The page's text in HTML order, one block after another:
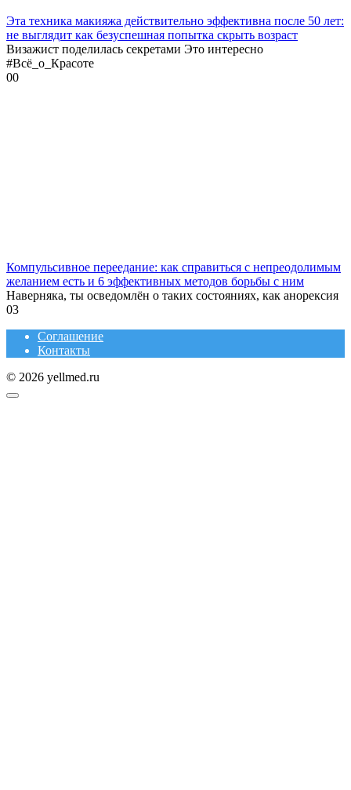
Эта техника макияжа действительно эффективна после 50 лет:
не выглядит как безуспешная попытка скрыть возраст
Визажист поделилась секретами Это интересно
#Всё_о_Красоте
00
Компульсивное переедание: как справиться с непреодолимым
желанием есть и 6 эффективных методов борьбы с ним
Наверняка, ты осведомлён о таких состояниях, как анорексия
03
Соглашение
Контакты
© 2026 yellmed.ru